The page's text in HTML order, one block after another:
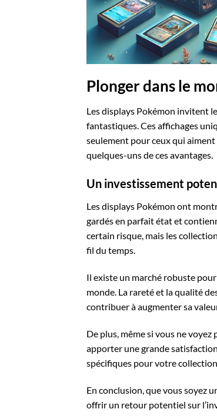
Plonger dans le
Les displays Pokémon invitent
fantastiques. Ces affichages
seulement pour ceux qui
quelques-uns de ces avantages.
Un investissement
Les displays Pokémon ont
gardés en parfait état et
certain risque, mais les
fil du temps.
Il existe un marché robuste
monde. La rareté et la qualité
contribuer à augmenter sa
De plus, même si vous ne
apporter une grande
spécifiques pour votre
En conclusion, que vous soyez
offrir un retour potentiel sur